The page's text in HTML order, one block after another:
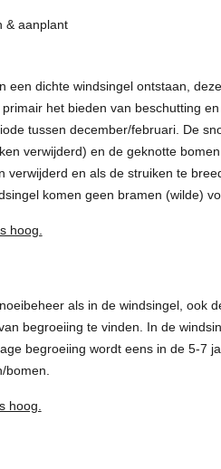
& aanplant
een dichte windsingel ontstaan,
het bieden van beschutting
tussen december/februari. De
verwijderd) en de geknotte
verwijderd en als de struiken te
komen geen bramen (wilde)
hoog.
als in de windsingel, ook
begroeiing te vinden. In de
begroeiing wordt eens in de 5-7
hoog.